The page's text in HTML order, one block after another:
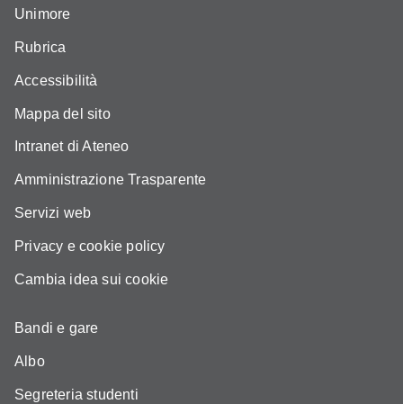
Unimore
Rubrica
Accessibilità
Mappa del sito
Intranet di Ateneo
Amministrazione Trasparente
Servizi web
Privacy e cookie policy
Cambia idea sui cookie
Bandi e gare
Albo
Segreteria studenti